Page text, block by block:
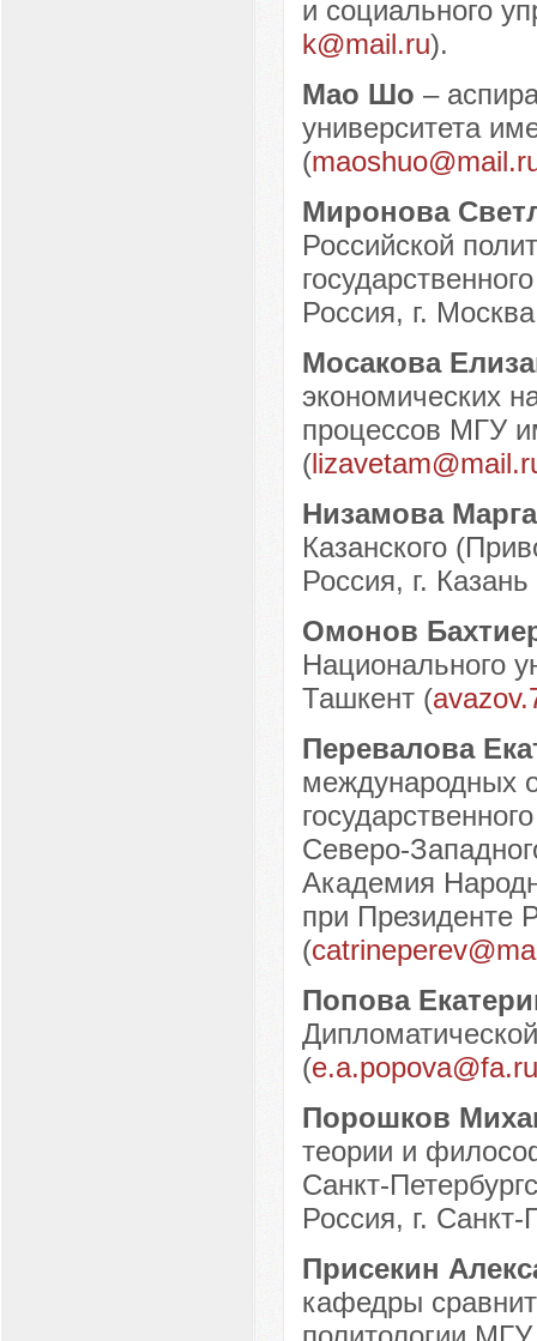
и социального
k@mail.ru).
Мао Шо –
университета
(
Миронова
Российской
Россия, г.
Мосакова
экономических
процессов МГУ
(
Низамова
Казанского
Россия, г. Казань
Омонов
Национального
Ташкент (
Перевалова
международных
Северо-
Академия
при Президенте
(
Попова
(e.a.popova@fa.ru
Порошков
теории и
Санкт-
Россия, г. Санкт-
Присекин
кафедры